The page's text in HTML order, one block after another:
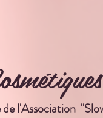
l'Association